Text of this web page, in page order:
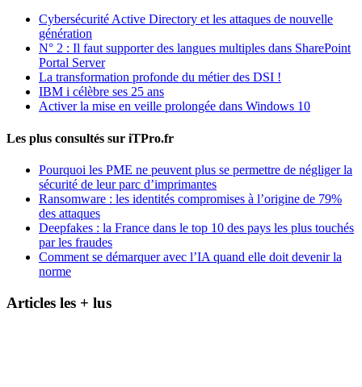
Cybersécurité Active Directory et les attaques de nouvelle
génération
N° 2 : Il faut supporter des langues multiples dans SharePoint
Portal Server
La transformation profonde du métier des DSI !
IBM i célèbre ses 25 ans
Activer la mise en veille prolongée dans Windows 10
Les plus consultés sur iTPro.fr
Pourquoi les PME ne peuvent plus se permettre de négliger la
sécurité de leur parc d’imprimantes
Ransomware : les identités compromises à l’origine de 79%
des attaques
Deepfakes : la France dans le top 10 des pays les plus touchés
par les fraudes
Comment se démarquer avec l’IA quand elle doit devenir la
norme
Articles les + lus